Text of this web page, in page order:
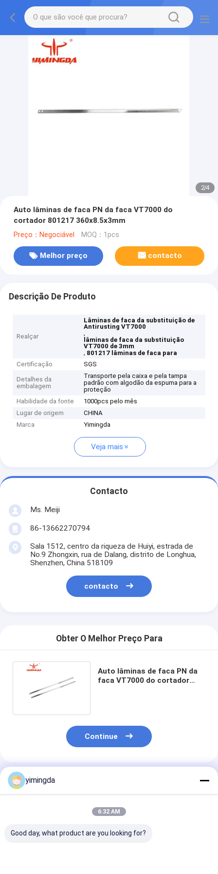
2/4
Auto lâminas de faca PN da faca VT7000 do
cortador 801217 360x8.5x3mm
Preço：Negociável MOQ：1pcs
Melhor preço contacto
Descrição De Produto
Realçar
Lâminas de faca da substituição de
Antirusting VT7000
,
lâminas de faca da substituição
VT7000 de 3mm
, 801217 lâminas de faca para
Certificação
SGS
Detalhes da
embalagem
Transporte pela caixa e pela tampa
padrão com algodão da espuma para a
proteção
Habilidade da fonte
1000pcs pelo mês
Lugar de origem
CHINA
Marca
Yimingda
Veja mais
Contacto
Ms. Meiji
86-13662270794
Sala 1512, centro da riqueza de Huiyi, estrada de
No.9 Zhongxin, rua de Dalang, distrito de Longhua,
Shenzhen, China 518109
contacto
Obter O Melhor Preço Para
Auto lâminas de faca PN da
faca VT7000 do cortador
Continue
Produtos Recomendados
yimingda
6:32 AM
Good day, what product are you looking for?